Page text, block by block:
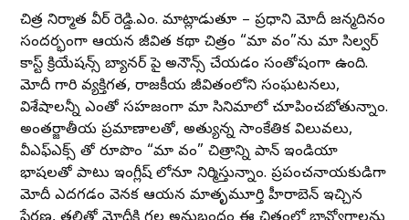
చిత్ర నిర్మాత వీర్ రెడ్డి.ఎం. మాట్లాడుతూ – ప్రధాని మోదీ జన్మదినం
సందర్భంగా ఆయన జీవిత కథా చిత్రం “మా వందే”ను మా సిల్వర్
కాస్ట్ క్రియేషన్స్ బ్యానర్ పై అనౌన్స్ చేయడం సంతోషంగా ఉంది.
మోదీ గారి వ్యక్తిగత, రాజకీయ జీవితంలోని సంఘటనలు,
విశేషాలన్నీ ఎంతో సహజంగా మా సినిమాలో చూపించబోతున్నాం.
అంతర్జాతీయ ప్రమాణాలతో, అత్యున్న సాంకేతిక విలువలు,
వీఎఫ్ఎక్స్ తో రూపొందే “మా వందే” చిత్రాన్ని పాన్ ఇండియా
భాషలతో పాటు ఇంగ్లీష్ లోనూ నిర్మిస్తున్నాం. ప్రపంచనాయకుడిగా
మోదీ ఎదగడం వెనక ఆయన మాతృమూర్తి హీరాబెన్ ఇచ్చిన